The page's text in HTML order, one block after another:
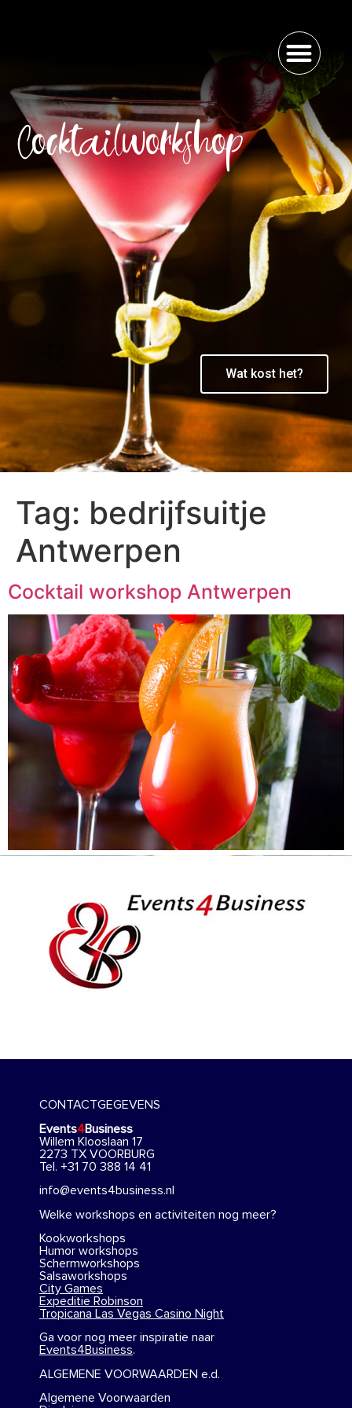
Cocktailworkshop
Wat kost het?
Tag: bedrijfsuitje
Antwerpen
Cocktail workshop Antwerpen
CONTACTGEGEVENS
Events4Business
Willem Klooslaan 17
2273 TX VOORBURG
Tel. +31 70 388 14 41
info@events4business.nl
Welke workshops en activiteiten nog meer?
Kookworkshops
Humor workshops
Schermworkshops
Salsaworkshops
City Games
Expeditie Robinson
Tropicana Las Vegas Casino Night
Ga voor nog meer inspiratie naar
Events4Business.
ALGEMENE VOORWAARDEN e.d.
Algemene Voorwaarden